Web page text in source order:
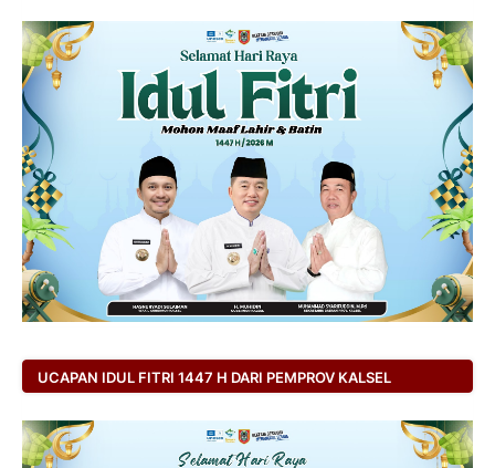
UCAPAN IDUL FITRI 1447 H DARI PEMPROV KALSEL